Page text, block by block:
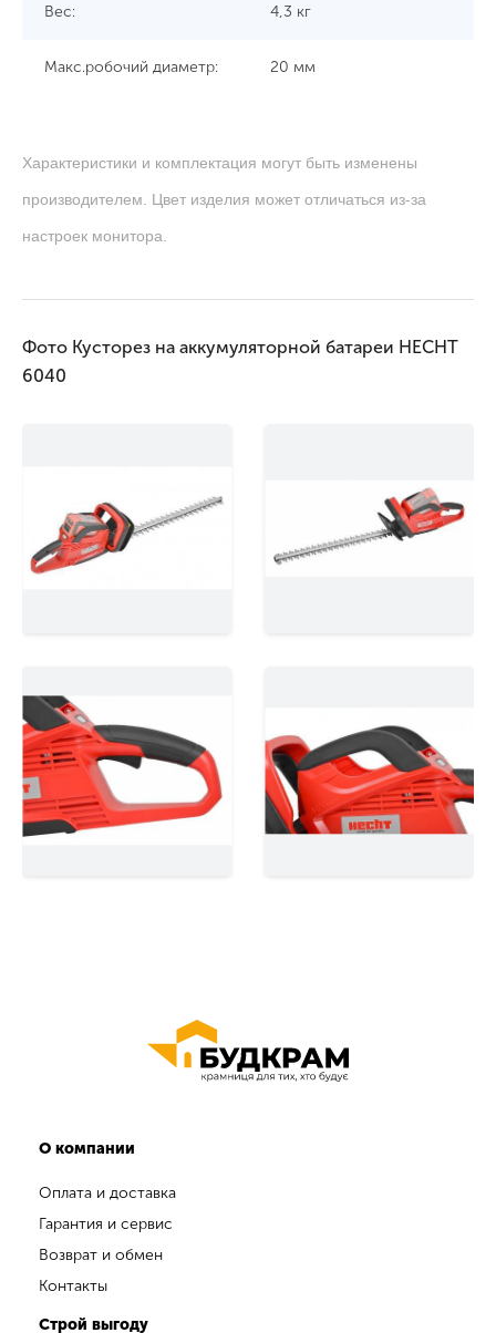
Вес: 4,3 кг
Макс.робочий диаметр: 20 мм
Характеристики и комплектация могут быть изменены
производителем. Цвет изделия может отличаться из-за
настроек монитора.
Фото Кусторез на аккумуляторной батареи HECHT
6040
О компании
Оплата и доставка
Гарантия и сервис
Возврат и обмен
Контакты
Строй выгоду